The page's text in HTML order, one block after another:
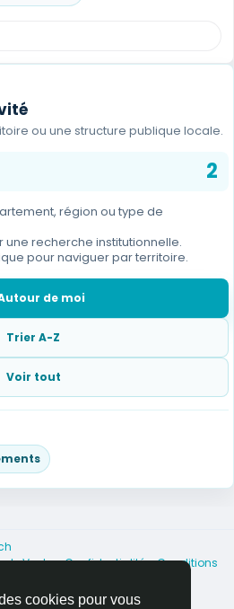
cookies pour vous
ou une structure publique locale.
2
région ou type de
une recherche institutionnelle.
pour naviguer par territoire.
de moi
Trier A-Z
Voir tout
de Vente Confidentialité Conditions